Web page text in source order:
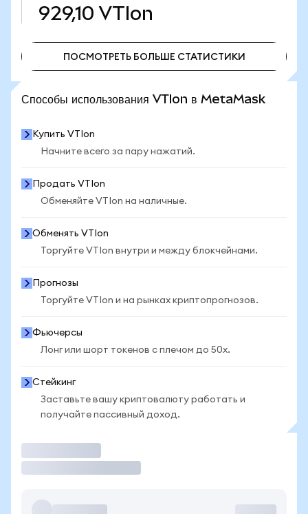
929,10 VTIon
ПОСМОТРЕТЬ БОЛЬШЕ СТАТИСТИКИ
Способы использования VTIon в MetaMask
Купить VTIon
Начните всего за пару нажатий.
Продать VTIon
Обменяйте VTIon на наличные.
Обменять VTIon
Торгуйте VTIon внутри и между блокчейнами.
Прогнозы
Торгуйте VTIon и на рынках криптопрогнозов.
Фьючерсы
Лонг или шорт токенов с плечом до 50x.
Стейкинг
Заставьте вашу криптовалюту работать и
получайте пассивный доход.